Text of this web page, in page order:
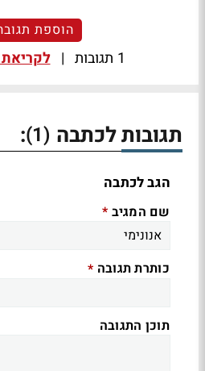
הוספת
1 תגובות |
תגובות לכתבה (1)
:
הגב לכתבה
שם המגיב *
כותרת תגובה *
תוכן התגובה